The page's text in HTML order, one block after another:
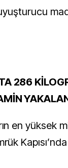
286
en yüksek